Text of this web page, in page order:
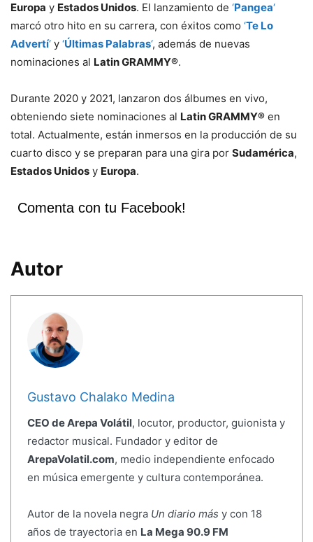
Europa y Estados Unidos. El lanzamiento de ‘Pangea‘
marcó otro hito en su carrera, con éxitos como ‘Te Lo
Advertí‘ y ‘Últimas Palabras‘, además de nuevas
nominaciones al Latin GRAMMY®.
Durante 2020 y 2021, lanzaron dos álbumes en vivo,
obteniendo siete nominaciones al Latin GRAMMY® en
total. Actualmente, están inmersos en la producción de su
cuarto disco y se preparan para una gira por Sudamérica,
Estados Unidos y Europa.
Comenta con tu Facebook!
Autor
Gustavo Chalako Medina
CEO de Arepa Volátil, locutor, productor, guionista y
redactor musical. Fundador y editor de
ArepaVolatil.com, medio independiente enfocado
en música emergente y cultura contemporánea.
Autor de la novela negra Un diario más y con 18
años de trayectoria en La Mega 90.9 FM